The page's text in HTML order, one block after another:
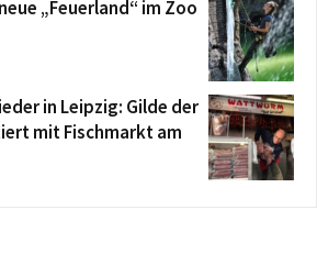
„Feuerland“ im Zoo
in Leipzig: Gilde der
mit Fischmarkt am